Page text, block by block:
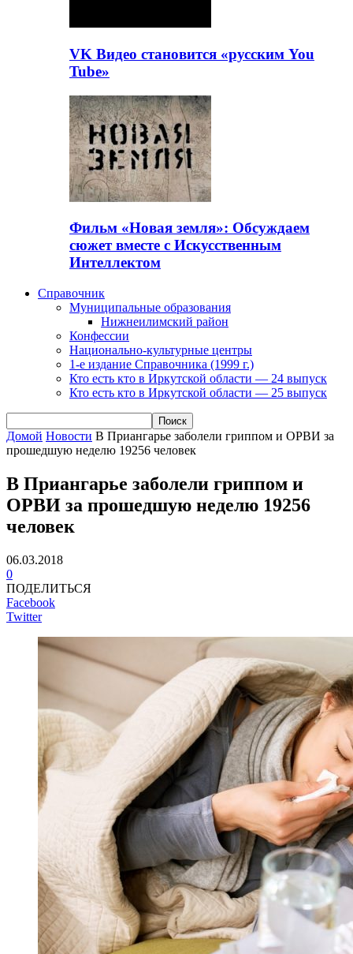
VK Видео становится «русским You
Tube»
Фильм «Новая земля»: Обсуждаем
сюжет вместе с Искусственным
Интеллектом
Справочник
Муниципальные образования
Нижнеилимский район
Конфессии
Национально-культурные центры
1-е издание Справочника (1999 г.)
Кто есть кто в Иркутской области — 24 выпуск
Кто есть кто в Иркутской области — 25 выпуск
Домой Новости В Приангарье заболели гриппом и ОРВИ за
прошедшую неделю 19256 человек
В Приангарье заболели гриппом и
ОРВИ за прошедшую неделю 19256
человек
06.03.2018
0
ПОДЕЛИТЬСЯ
Facebook
Twitter